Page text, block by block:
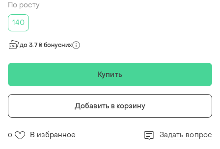
По росту
140
до 3.7 ₴ бонусних
Купить
Добавить в корзину
0 В избранное Задать вопрос